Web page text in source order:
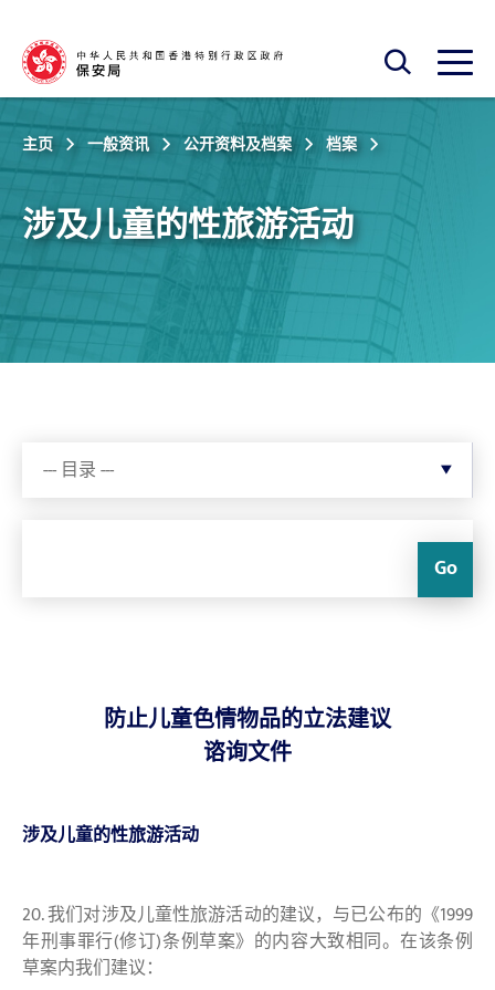
开启搜寻框
开启
主页 一般资讯 公开资料及档案 档案
涉及儿童的性旅游活动
--- 目录 ---
--- 目录 ---
Go
防止儿童色情物品的立法建议
谘询文件
涉及儿童的性旅游活动
20. 我们对涉及儿童性旅游活动的建议，与已公布的《1999
年刑事罪行(修订)条例草案》的内容大致相同。在该条例
草案内我们建议：